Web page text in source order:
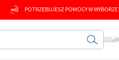
POTRZEBUJESZ POMOCY W